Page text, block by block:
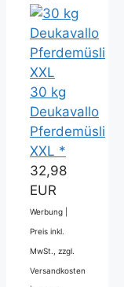
30 kg
Deukavallo
Pferdemüsli
XXL *
32,98
EUR
Werbung |
Preis inkl.
MwSt., zzgl.
Versandkosten